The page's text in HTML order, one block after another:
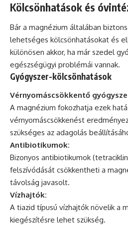
Kölcsönhatások és
Bár a magnézium általában
lehetséges kölcsönhatásokat és
különösen akkor, ha már szedel
egészségügyi problémái vannak.
Gyógyszer-kölcsönhatások
Vérnyomáscsökkentő
A magnézium fokozhatja ezek
vérnyomáscsökkenést
szükséges az adagolás
Antibiotikumok:
Bizonyos antibiotikumok
felszívódását csökkentheti a
távolság javasolt.
Vízhajtók:
A tiazid típusú vízhajtók növelik a
kiegészítésre lehet szükség.